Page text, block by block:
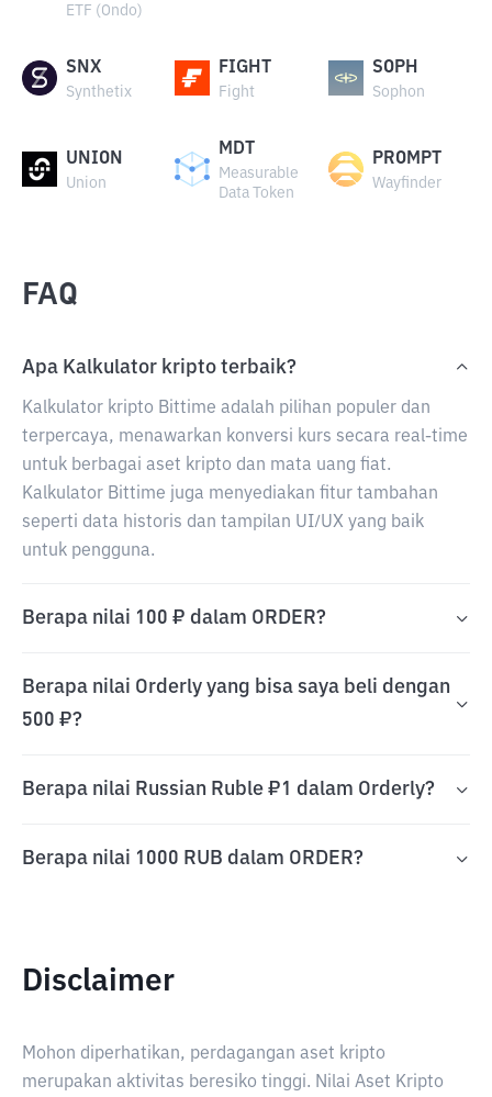
ETF (Ondo)
SNX
Synthetix
FIGHT
Fight
SOPH
Sophon
UNION
Union
MDT
Measurable
Data Token
PROMPT
Wayfinder
FAQ
Apa Kalkulator kripto terbaik?
Kalkulator kripto Bittime adalah pilihan populer dan
terpercaya, menawarkan konversi kurs secara real-time
untuk berbagai aset kripto dan mata uang fiat.
Kalkulator Bittime juga menyediakan fitur tambahan
seperti data historis dan tampilan UI/UX yang baik
untuk pengguna.
Berapa nilai 100 ₽ dalam ORDER?
Berapa nilai Orderly yang bisa saya beli dengan
500 ₽?
Berapa nilai Russian Ruble ₽1 dalam Orderly?
Berapa nilai 1000 RUB dalam ORDER?
Disclaimer
Mohon diperhatikan, perdagangan aset kripto
merupakan aktivitas beresiko tinggi. Nilai Aset Kripto